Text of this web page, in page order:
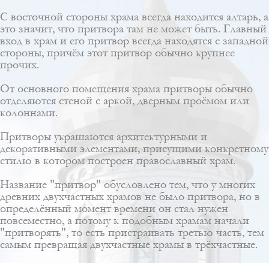
С восточной стороны храма всегда находится алтарь, а
это значит, что притвора там не может быть. Главный
вход в храм и его притвор всегда находятся с западной
стороны, причём этот притвор обычно крупнее
прочих.
От основного помещения храма притворы обычно
отделяются стеной с аркой, дверным проёмом или
колоннами.
Притворы украшаются архитектурными и
декоративными элементами, присущими конкретному
стилю в котором построен православный храм.
Название "притвор" обусловлено тем, что у многих
древних двухчастных храмов не было притвора, но в
определённый момент времени он стал нужен
повсеместно, а потому к подобным храмам начали
"притворять", то есть пристраивать третью часть, тем
самым превращая двухчастные храмы в трёхчастные.